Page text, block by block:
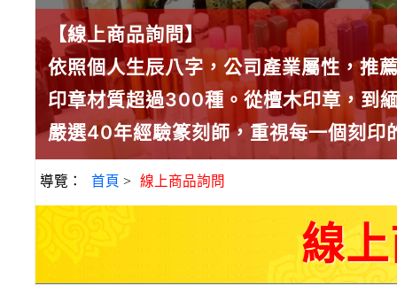
【線上商品詢問】
依照個人生辰八字，公司產業屬性，推
印章材質超過300種。從檀木印章，到
嚴選40年經驗篆刻師，重視每一個刻印
導覽： 首頁 > 線上商品詢問
線